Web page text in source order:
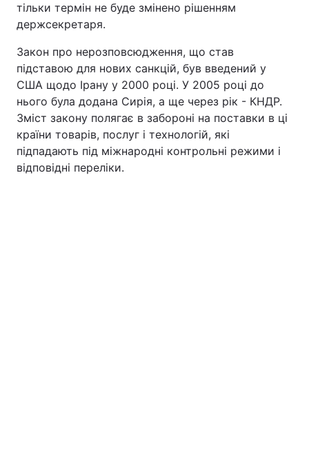
тільки термін не буде змінено рішенням
держсекретаря.
Закон про нерозповсюдження, що став
підставою для нових санкцій, був введений у
США щодо Ірану у 2000 році. У 2005 році до
нього була додана Сирія, а ще через рік - КНДР.
Зміст закону полягає в забороні на поставки в ці
країни товарів, послуг і технологій, які
підпадають під міжнародні контрольні режими і
відповідні переліки.